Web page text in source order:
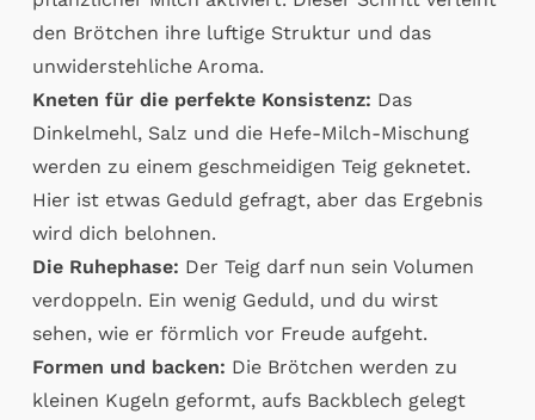
den Brötchen ihre luftige Struktur und das
unwiderstehliche Aroma.
Kneten für die perfekte Konsistenz: Das
Dinkelmehl, Salz und die Hefe-Milch-Mischung
werden zu einem geschmeidigen Teig geknetet.
Hier ist etwas Geduld gefragt, aber das Ergebnis
wird dich belohnen.
Die Ruhephase: Der Teig darf nun sein Volumen
verdoppeln. Ein wenig Geduld, und du wirst
sehen, wie er förmlich vor Freude aufgeht.
Formen und backen: Die Brötchen werden zu
kleinen Kugeln geformt, aufs Backblech gelegt